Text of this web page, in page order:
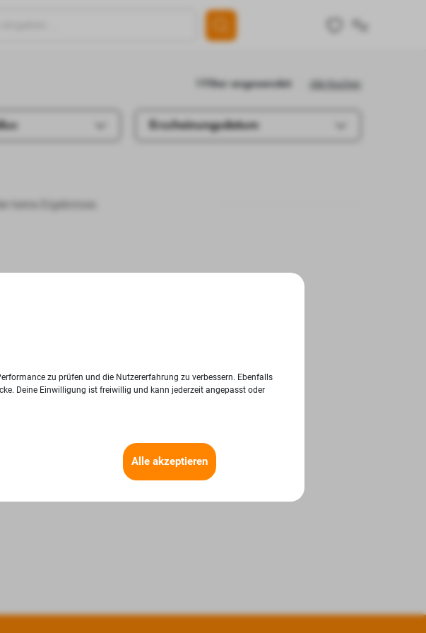
Alle löschen
1 Filter angewendet
Erscheinungsdatum
keine Ergebnisse.
zu prüfen und die Nutzererfahrung zu verbessern. Ebenfalls
Deine Einwilligung ist freiwillig und kann jederzeit angepasst oder
Alle akzeptieren